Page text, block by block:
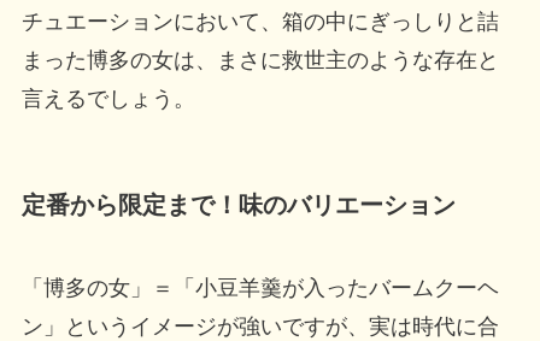
チュエーションにおいて、箱の中にぎっしりと詰
まった博多の女は、まさに救世主のような存在と
言えるでしょう。
定番から限定まで！味のバリエーション
「博多の女」＝「小豆羊羹が入ったバームクーヘ
ン」というイメージが強いですが、実は時代に合